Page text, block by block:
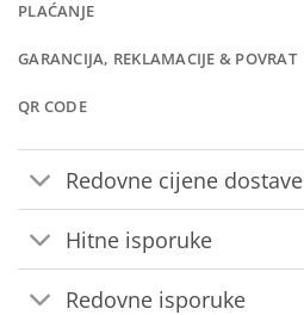
PLAĆANJE
GARANCIJA, REKLAMACIJE & POVRAT
QR CODE
Redovne cijene dostave
Hitne isporuke
Redovne isporuke